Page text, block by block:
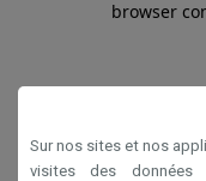
browser
Sur nos sites et nos
visites des données